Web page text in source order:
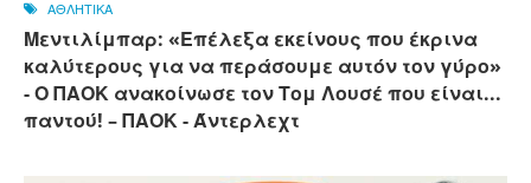
ΑΘΛΗΤΙΚΑ
Μεντιλίμπαρ: «Επέλεξα εκείνους που έκρινα
καλύτερους για να περάσουμε αυτόν τον γύρο»
- Ο ΠΑΟΚ ανακοίνωσε τον Τομ Λουσέ που είναι...
παντού! – ΠΑΟΚ - Άντερλεχτ